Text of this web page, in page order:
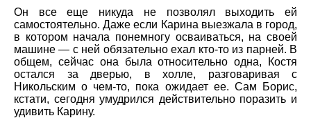
Он все еще никуда не позволял выходить ей
самостоятельно. Даже если Карина выезжала в город,
в котором начала понемногу осваиваться, на своей
машине — с ней обязательно ехал кто-то из парней. В
общем, сейчас она была относительно одна, Костя
остался за дверью, в холле, разговаривая с
Никольским о чем-то, пока ожидает ее. Сам Борис,
кстати, сегодня умудрился действительно поразить и
удивить Карину.